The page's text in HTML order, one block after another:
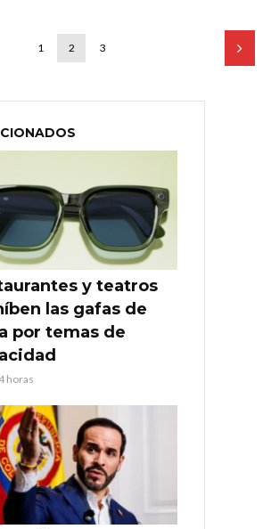
1 2 3
y teatros
las gafas de
por temas de
horas